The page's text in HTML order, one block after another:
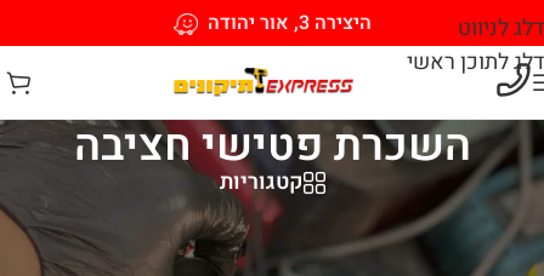
דלג לניווט
דלג לתוכן ראשי
היצירה 3, אור יהודה
השכרת פטישי חציבה
קטגוריות
השכרת פטישי חציבה – פתרונות מקצועיים
לכל פרויקט